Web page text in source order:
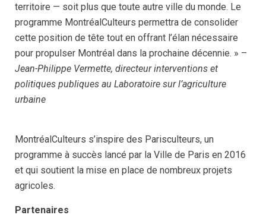
territoire — soit plus que toute autre ville du monde. Le
programme MontréalCulteurs permettra de consolider
cette position de tête tout en offrant l’élan nécessaire
pour propulser Montréal dans la prochaine décennie. » –
Jean-Philippe Vermette, directeur interventions et
politiques publiques au Laboratoire sur l’agriculture
urbaine
MontréalCulteurs s’inspire des Parisculteurs, un
programme à succès lancé par la Ville de Paris en 2016
et qui soutient la mise en place de nombreux projets
agricoles.
Partenaires